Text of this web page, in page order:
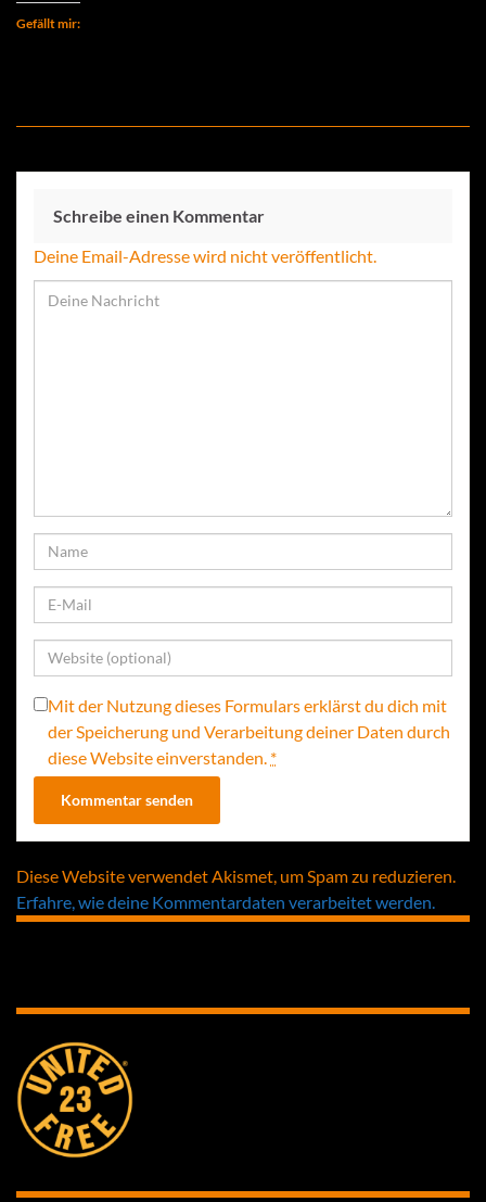
Gefällt mir:
Schreibe einen Kommentar
Deine Email-Adresse wird nicht veröffentlicht.
Mit der Nutzung dieses Formulars erklärst du dich mit
der Speicherung und Verarbeitung deiner Daten durch
diese Website einverstanden. *
Diese Website verwendet Akismet, um Spam zu reduzieren.
Erfahre, wie deine Kommentardaten verarbeitet werden.